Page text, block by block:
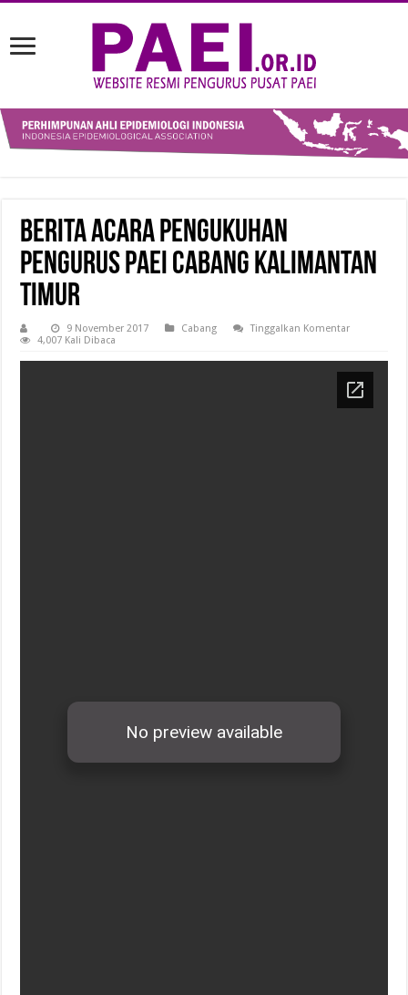
Berita Acara Pengukuhan
Pengurus PAEI Cabang Kalimantan
Timur
9 November 2017 Cabang
Tinggalkan Komentar
4,007 Kali Dibaca